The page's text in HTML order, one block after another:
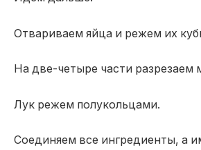
Отвариваем яйца и режем их
На две-четыре части разрезаем
Лук режем полукольцами.
Соединяем все ингредиенты, а